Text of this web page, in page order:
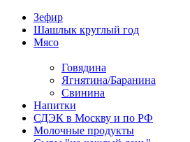
Зефир
Шашлык круглый год
Мясо
Говядина
Ягнятина/Баранина
Свинина
Напитки
СДЭК в Москву и по РФ
Молочные продукты